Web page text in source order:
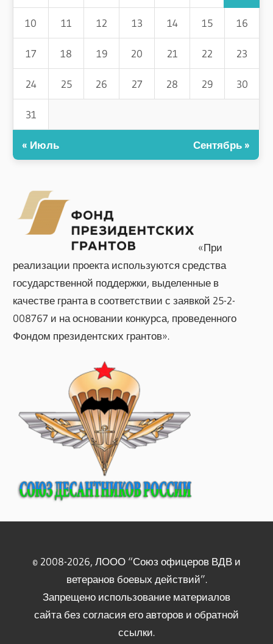
10 11 12 13 14 15 16
17 18 19 20 21 22 23
24 25 26 27 28 29 30
31
« Июль Сентябрь »
«При
реализации проекта используются средства
государственной поддержки, выделенные в
качестве гранта в соответствии с заявкой 25-2-
008767 и на основании конкурса, проведенного
Фондом президентских грантов».
© 2008-2026, ЛООО “Союз офицеров ВДВ и
ветеранов боевых действий”.
Запрещено использование материалов
сайта без согласия его авторов и обратной
ссылки.